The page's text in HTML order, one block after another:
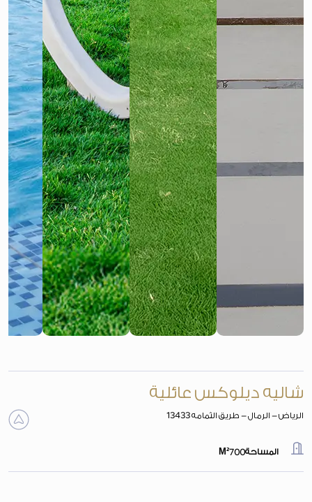
شاليه ديلوكس عائلية
الرياض - الرمال - طريق الثمامه 13433
المساحة700
M²